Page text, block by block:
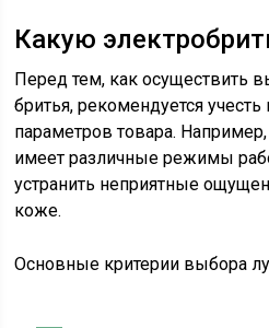
Какую
Перед тем, как осуществить
бритья, рекомендуется
параметров товара.
имеет различные режимы
устранить неприятные
коже.
Основные критерии выбора